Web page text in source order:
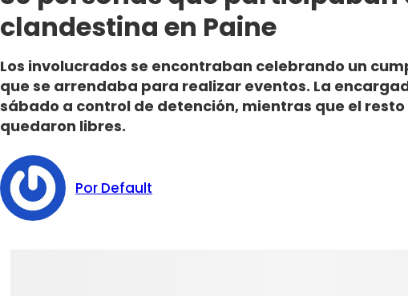
clandestina en Paine
Los involucrados se encontraban celebrando un
que se arrendaba para realizar eventos. La
sábado a control de detención, mientras que el
quedaron libres.
Por Default